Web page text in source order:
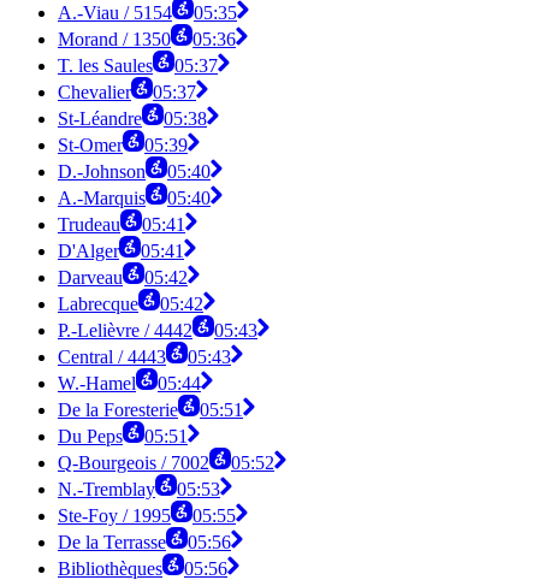
A.-Viau / 5154
05:35
Morand / 1350
05:36
T. les Saules
05:37
Chevalier
05:37
St-Léandre
05:38
St-Omer
05:39
D.-Johnson
05:40
A.-Marquis
05:40
Trudeau
05:41
D'Alger
05:41
Darveau
05:42
Labrecque
05:42
P.-Lelièvre / 4442
05:43
Central / 4443
05:43
W.-Hamel
05:44
De la Foresterie
05:51
Du Peps
05:51
Q-Bourgeois / 7002
05:52
N.-Tremblay
05:53
Ste-Foy / 1995
05:55
De la Terrasse
05:56
Bibliothèques
05:56